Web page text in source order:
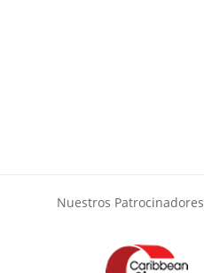
Nuestros Patrocinadores